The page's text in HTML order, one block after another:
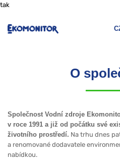
tak
O
Společnost Vodní zdroje
v roce 1991 a již od počátku své
životního prostředí. Na trhu dnes
a renomované dodavatele
nabídkou.